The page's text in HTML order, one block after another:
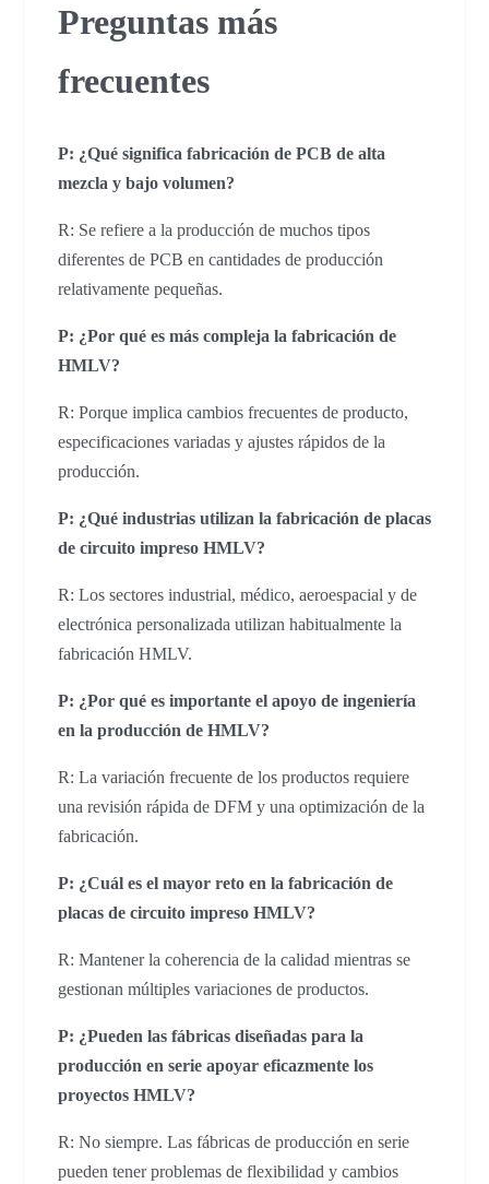
Preguntas más
frecuentes
P: ¿Qué significa fabricación de PCB de alta
mezcla y bajo volumen?
R: Se refiere a la producción de muchos tipos
diferentes de PCB en cantidades de producción
relativamente pequeñas.
P: ¿Por qué es más compleja la fabricación de
HMLV?
R: Porque implica cambios frecuentes de producto,
especificaciones variadas y ajustes rápidos de la
producción.
P: ¿Qué industrias utilizan la fabricación de placas
de circuito impreso HMLV?
R: Los sectores industrial, médico, aeroespacial y de
electrónica personalizada utilizan habitualmente la
fabricación HMLV.
P: ¿Por qué es importante el apoyo de ingeniería
en la producción de HMLV?
R: La variación frecuente de los productos requiere
una revisión rápida de DFM y una optimización de la
fabricación.
P: ¿Cuál es el mayor reto en la fabricación de
placas de circuito impreso HMLV?
R: Mantener la coherencia de la calidad mientras se
gestionan múltiples variaciones de productos.
P: ¿Pueden las fábricas diseñadas para la
producción en serie apoyar eficazmente los
proyectos HMLV?
R: No siempre. Las fábricas de producción en serie
pueden tener problemas de flexibilidad y cambios